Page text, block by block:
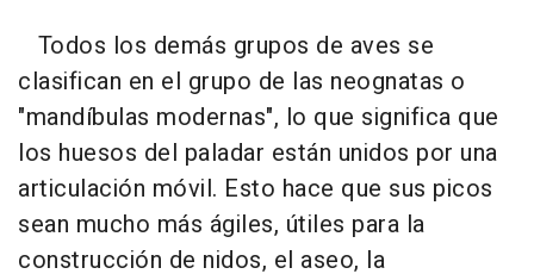
Todos los demás grupos de aves se
clasifican en el grupo de las neognatas o
"mandíbulas modernas", lo que significa que
los huesos del paladar están unidos por una
articulación móvil. Esto hace que sus picos
sean mucho más ágiles, útiles para la
construcción de nidos, el aseo, la